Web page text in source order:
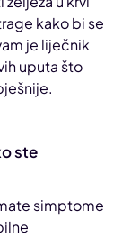
kako bi se
je liječnik
uputa što
ste
simptome